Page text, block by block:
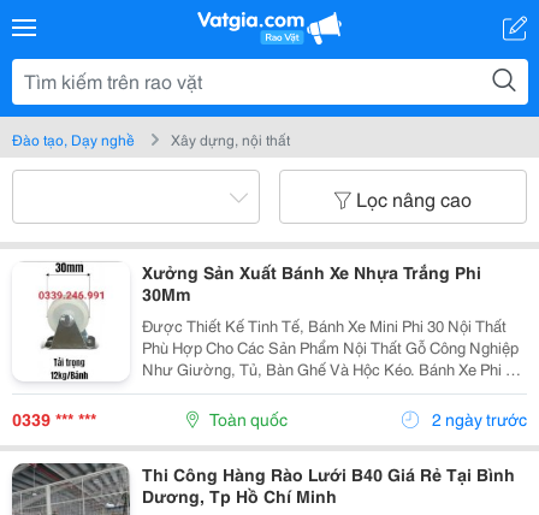
Đào tạo, Dạy nghề Xây dựng, nội thất
Lọc nâng cao
Xưởng Sản Xuất Bánh Xe Nhựa Trắng Phi
30Mm
Được Thiết Kế Tinh Tế, Bánh Xe Mini Phi 30 Nội Thất
Phù Hợp Cho Các Sản Phẩm Nội Thất Gỗ Công Nghiệp
Như Giường, Tủ, Bàn Ghế Và Hộc Kéo. Bánh Xe Phi 30
Lắp Ngăn Kéo Giường Là Lựa Chọn Hoàn Hảo Giúp
Ngăn Kéo Vận Hành Êm Ái, Không Gây Tiếng Ồn. Được
0339 *** *** Toàn quốc 2 ngày trước
Thi Công Hàng Rào Lưới B40 Giá Rẻ Tại Bình
Dương, Tp Hồ Chí Minh